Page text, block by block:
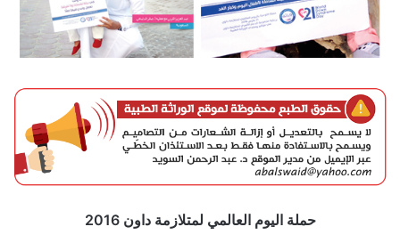
حملة اليوم العالمي لمتلازمة داون 2016